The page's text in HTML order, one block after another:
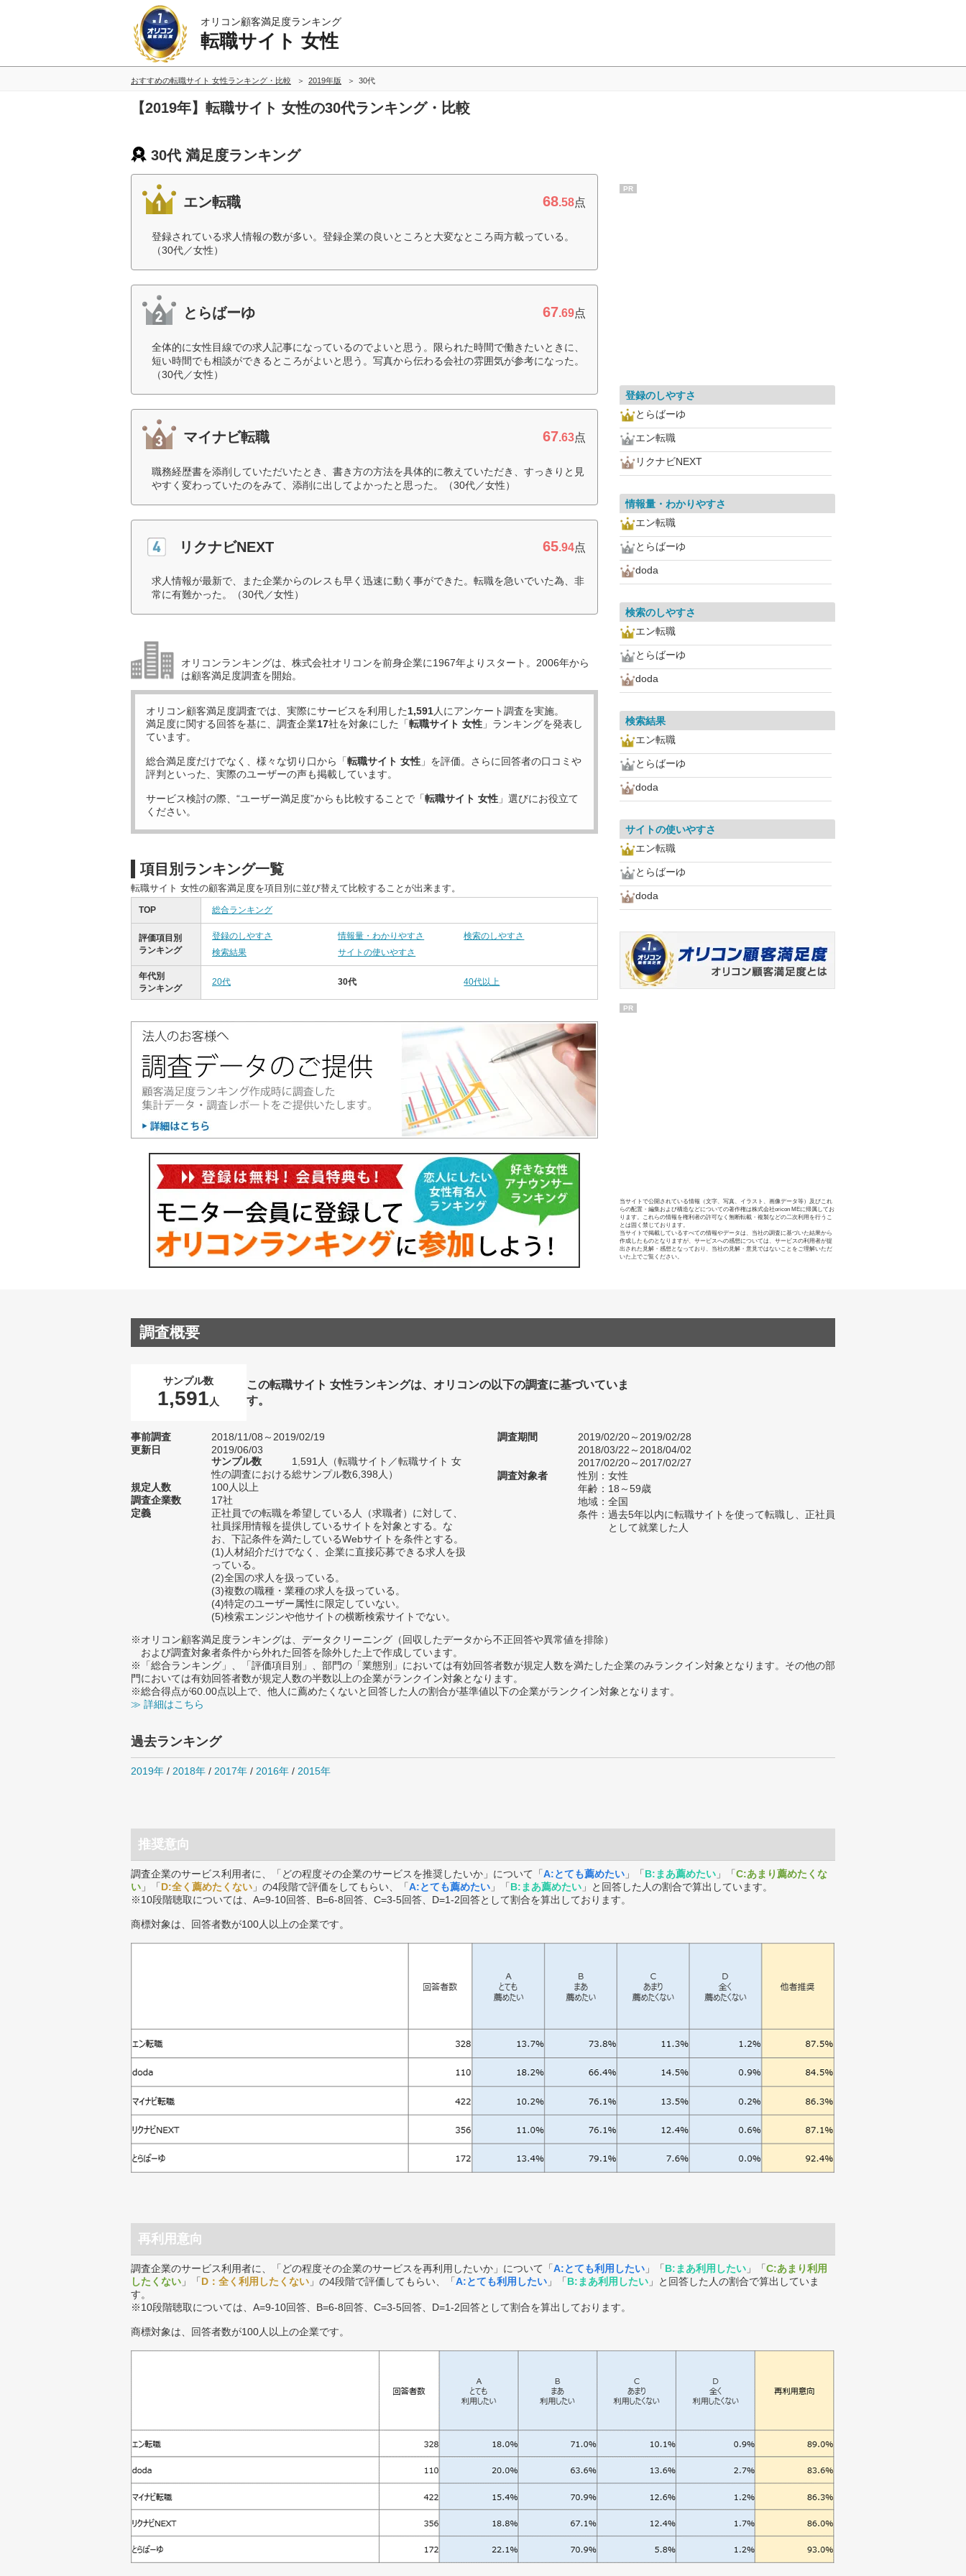
オリコン顧客満足度ランキング
転職サイト 女性
おすすめの転職サイト 女性ランキング・比較 2019年版 30代
【2019年】転職サイト 女性の30代ランキング・比較
30代 満足度ランキング
エン転職 68.58点
登録されている求人情報の数が多い。登録企業の良いところと大変なところ両方載っている。
（30代／女性）
とらばーゆ 67.69点
全体的に女性目線での求人記事になっているのでよいと思う。限られた時間で働きたいときに、
短い時間でも相談ができるところがよいと思う。写真から伝わる会社の雰囲気が参考になった。
（30代／女性）
マイナビ転職 67.63点
職務経歴書を添削していただいたとき、書き方の方法を具体的に教えていただき、すっきりと見
やすく変わっていたのをみて、添削に出してよかったと思った。（30代／女性）
リクナビNEXT 65.94点
求人情報が最新で、また企業からのレスも早く迅速に動く事ができた。転職を急いでいた為、非
常に有難かった。（30代／女性）
オリコンランキングは、株式会社オリコンを前身企業に1967年よりスタート。2006年から
は顧客満足度調査を開始。
オリコン顧客満足度調査では、実際にサービスを利用した1,591人にアンケート調査を実施。
満足度に関する回答を基に、調査企業17社を対象にした「転職サイト 女性 」ランキングを発表し
ています。
総合満足度だけでなく、様々な切り口から「転職サイト 女性 」を評価。さらに回答者の口コミや
評判といった、実際のユーザーの声も掲載しています。
サービス検討の際、“ユーザー満足度”からも比較することで「転職サイト 女性 」選びにお役立て
ください。
項目別ランキング一覧
転職サイト 女性の顧客満足度を項目別に並び替えて比較することが出来ます。
TOP 総合ランキング
評価項目別
ランキング
登録のしやすさ 情報量・わかりやすさ
検索のしやすさ
検索結果
サイトの使いやすさ
年代別
ランキング
20代 30代 40代以上
PR
登録のしやすさ
とらばーゆ
エン転職
リクナビNEXT
情報量・わかりやすさ
エン転職
とらばーゆ
doda
検索のしやすさ
エン転職
とらばーゆ
doda
検索結果
エン転職
とらばーゆ
doda
サイトの使いやすさ
エン転職
とらばーゆ
doda
PR
当サイトで公開されている情報（文字、写真、イラスト、画像データ等）及びこれ
らの配置・編集および構造などについての著作権は株式会社oricon MEに帰属してお
ります。これらの情報を権利者の許可なく無断転載・複製などの二次利用を行うこ
とは固く禁じております。
当サイトで掲載しているすべての情報やデータは、当社の調査に基づいた結果から
作成したものとなりますが、サービスへの感想については、サービスの利用者が提
出された見解・感想となっており、当社の見解・意見ではないことをご理解いただ
いた上でご覧ください。
調査概要
サンプル数
1,591 人
この転職サイト 女性ランキングは、オリコンの以下の調査に基づいていま
す。
事前調査
2018/11/08～2019/02/19
更新日
2019/06/03
サンプル数
1,591人（転職サイト／転職サイト 女
性の調査における総サンプル数6,398人）
規定人数
100人以上
調査企業数
17社
定義
正社員での転職を希望している人（求職者）に対して、
社員採用情報を提供しているサイトを対象とする。な
お、下記条件を満たしているWebサイトを条件とする。
(1)人材紹介だけでなく、企業に直接応募できる求人を扱
っている。
(2)全国の求人を扱っている。
(3)複数の職種・業種の求人を扱っている。
(4)特定のユーザー属性に限定していない。
(5)検索エンジンや他サイトの横断検索サイトでない。
調査期間
2019/02/20～2019/02/28
2018/03/22～2018/04/02
2017/02/20～2017/02/27
調査対象者
性別：女性
年齢：18～59歳
地域：全国
条件：過去5年以内に転職サイトを使って転職し、正社員
として就業した人
※オリコン顧客満足度ランキングは、データクリーニング（回収したデータから不正回答や異常値を排除）
および調査対象者条件から外れた回答を除外した上で作成しています。
※「総合ランキング」、「評価項目別」、部門の「業態別」においては有効回答者数が規定人数を満たした企業のみランクイン対象となります。その他の部
門においては有効回答者数が規定人数の半数以上の企業がランクイン対象となります。
※総合得点が60.00点以上で、他人に薦めたくないと回答した人の割合が基準値以下の企業がランクイン対象となります。
≫ 詳細はこちら
過去ランキング
2019年 / 2018年 / 2017年 / 2016年 / 2015年
推奨意向
調査企業のサービス利用者に、「どの程度その企業のサービスを推奨したいか」について「A:とても薦めたい 」「B:まあ薦めたい 」「C:あまり薦めたくな
い 」「D:全く薦めたくない 」の4段階で評価をしてもらい、「A:とても薦めたい 」「B:まあ薦めたい 」と回答した人の割合で算出しています。
※10段階聴取については、A=9-10回答、B=6-8回答、C=3-5回答、D=1-2回答として割合を算出しております。
商標対象は、回答者数が100人以上の企業です。
再利用意向
調査企業のサービス利用者に、「どの程度その企業のサービスを再利用したいか」について「A:とても利用したい 」「B:まあ利用したい 」「C:あまり利用
したくない 」「D：全く利用したくない 」の4段階で評価してもらい、「A:とても利用したい 」「B:まあ利用したい 」と回答した人の割合で算出していま
す。
※10段階聴取については、A=9-10回答、B=6-8回答、C=3-5回答、D=1-2回答として割合を算出しております。
商標対象は、回答者数が100人以上の企業です。